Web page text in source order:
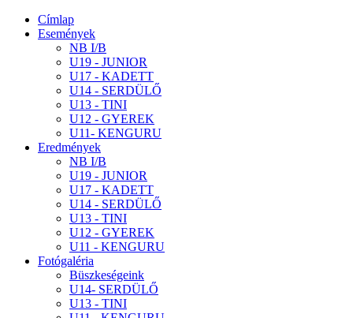
Címlap
Események
NB I/B
U19 - JUNIOR
U17 - KADETT
U14 - SERDÜLŐ
U13 - TINI
U12 - GYEREK
U11- KENGURU
Eredmények
NB I/B
U19 - JUNIOR
U17 - KADETT
U14 - SERDÜLŐ
U13 - TINI
U12 - GYEREK
U11 - KENGURU
Fotógaléria
Büszkeségeink
U14- SERDÜLŐ
U13 - TINI